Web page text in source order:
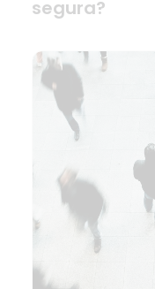
segura?